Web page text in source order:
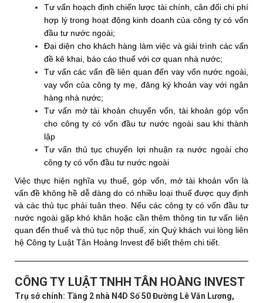
Tư vấn hoạch định chiến lược tài chính, cân đối chi phí
hợp lý trong hoạt động kinh doanh của công ty có vốn
đầu tư nước ngoài;
Đại diện cho khách hàng làm việc và giải trình các vấn
đề kê khai, báo cáo thuế với cơ quan nhà nước;
Tư vấn các vấn đề liên quan đến vay vốn nước ngoài,
vay vốn của công ty mẹ, đăng ký khoản vay với ngân
hàng nhà nước;
Tư vấn mở tài khoản chuyển vốn, tài khoản góp vốn
cho công ty có vốn đầu tư nước ngoài sau khi thành
lập
Tư vấn thủ tục chuyển lợi nhuận ra nước ngoài cho
công ty có vốn đầu tư nước ngoài
Việc thực hiện nghĩa vụ thuế, góp vốn, mở tài khoản vốn là
vấn đề không hề dễ dàng do có nhiều loại thuế được quy định
và các thủ tục phải tuân theo. Nếu các công ty có vốn đầu tư
nước ngoài gặp khó khăn hoặc cần thêm thông tin tư vấn liên
quan đến thuế và thủ tục nộp thuế, xin Quý khách vui lòng liên
hệ Công ty Luật Tân Hoàng Invest để biết thêm chi tiết.
CÔNG TY LUẬT TNHH TÂN HOÀNG INVEST
Trụ sở chính: Tầng 2 nhà N4D Số 50 Đường Lê Văn Lương,